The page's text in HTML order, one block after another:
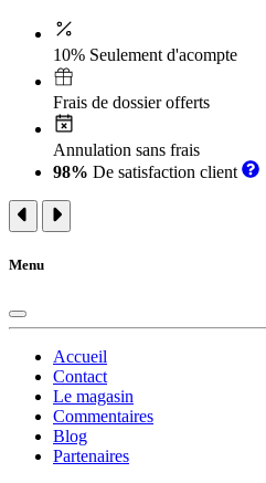
10% Seulement d'acompte
Frais de dossier offerts
Annulation sans frais
98% De satisfaction client
Menu
Accueil
Contact
Le magasin
Commentaires
Blog
Partenaires